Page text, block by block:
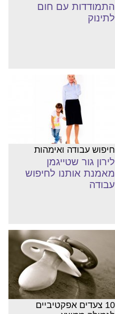
התמודדות עם חום
לתינוק
חיפוש עבודה ואימהות
לירון גור שטייגמן
מאמנת אותנו לחיפוש
עבודה
10 צעדים אפקטיביים